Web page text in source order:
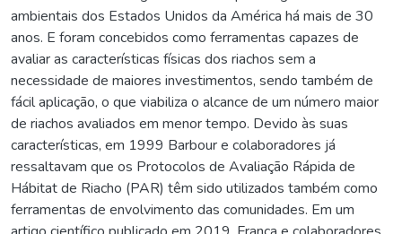
ambientais dos Estados Unidos da América há mais de 30
anos. E foram concebidos como ferramentas capazes de
avaliar as características físicas dos riachos sem a
necessidade de maiores investimentos, sendo também de
fácil aplicação, o que viabiliza o alcance de um número maior
de riachos avaliados em menor tempo. Devido às suas
características, em 1999 Barbour e colaboradores já
ressaltavam que os Protocolos de Avaliação Rápida de
Hábitat de Riacho (PAR) têm sido utilizados também como
ferramentas de envolvimento das comunidades. Em um